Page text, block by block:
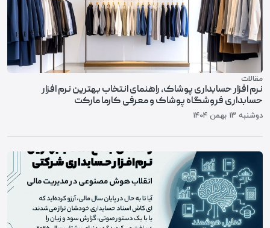
مقالات
نرم افزار حسابداری پوشاک، راهنمای انتخاب بهترین نرم افزار
حسابداری فروشگاه پوشاک و معرفی کارما مارکت
دوشنبه ۱۳ بهمن ۱۴۰۴